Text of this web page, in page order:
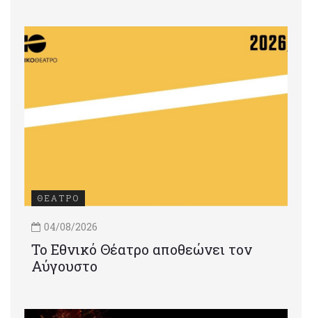
ΘΕΑΤΡΟ
04/08/2026
Το Εθνικό Θέατρο αποθεώνει τον
Αύγουστο